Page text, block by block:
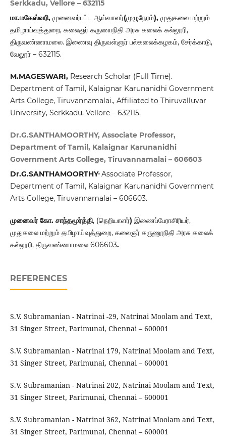
Serkkadu, Vellore – 632115
மா.மகேஸ்வரி, முனைவர்பட்ட ஆய்வாளர்(முழுநேரம்), முதுகலை மற்றும்
தமிழாய்வுத்துறை, கலைஞர் கருணாநிதி அரசு கலைக் கல்லூரி,
திருவண்ணாமலை. இணைவு திருவள்ளுர் பல்கலைக்கழகம், சேர்க்காடு,
வேலூர் – 632115.
M.MAGESWARI, Research Scholar (Full Time).
Department of Tamil, Kalaignar Karunanidhi Government
Arts College, Tiruvannamalai., Affiliated to Thiruvalluvar
University, Serkkadu, Vellore – 632115.
Dr.G.SANTHAMOORTHY, Associate Professor,
Department of Tamil, Kalaignar Karunanidhi
Government Arts College, Tiruvannamalai – 606603
Dr.G.SANTHAMOORTHY, Associate Professor,
Department of Tamil, Kalaignar Karunanidhi Government
Arts College, Tiruvannamalai – 606603.
முனைவர் கோ. சாந்தமூர்த்தி, (நெறியாளர்) இணைப்பேராசிரியர்,
முதுகலை மற்றும் தமிழாய்வுத்துறை, கலைஞர் கருணூநிதி அரசு கலைக்
கல்லூரி, திருவண்ணாமலை 606603.
REFERENCES
S.V. Subramanian - Natrinai -29, Natrinai Moolam and Text,
31 Singer Street, Parimunai, Chennai – 600001
S.V. Subramanian - Natrinai 179, Natrinai Moolam and Text,
31 Singer Street, Parimunai, Chennai – 600001
S.V. Subramanian - Natrinai 202, Natrinai Moolam and Text,
31 Singer Street, Parimunai, Chennai – 600001
S.V. Subramanian - Natrinai 362, Natrinai Moolam and Text,
31 Singer Street, Parimunai, Chennai – 600001